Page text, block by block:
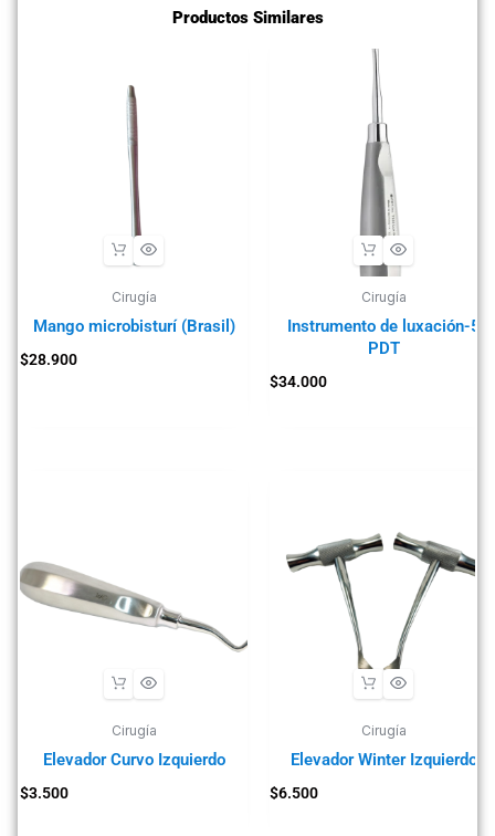
Productos Similares
Cirugía
Mango microbisturí (Brasil)
$28.900
Cirugía
Instrumento de luxación-5
PDT
$34.000
Cirugía
Elevador Curvo Izquierdo
$3.500
Cirugía
Elevador Winter Izquierdo
$6.500